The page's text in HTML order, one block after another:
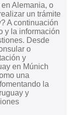
Alemania, o
un trámite
A continuación
y la información
Desde
o
y
en Múnich
una
la
y